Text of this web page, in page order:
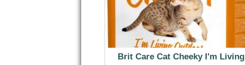
Brit Care Cat Cheeky I'm Living